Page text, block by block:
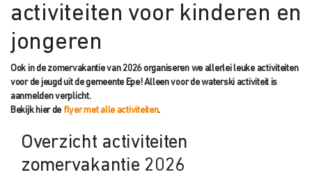
activiteiten voor kinderen en
jongeren
Ook in de zomervakantie van 2026 organiseren we allerlei leuke activiteiten
voor de jeugd uit de gemeente Epe! Alleen voor de waterski activiteit is
aanmelden verplicht.
Bekijk hier de flyer met alle activiteiten.
Overzicht activiteiten
zomervakantie 2026